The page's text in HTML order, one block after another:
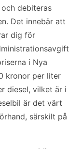
debiteras
Det innebär att
dig för
i Nya
kronor per liter
diesel, vilket är i
är det värt
särskilt på